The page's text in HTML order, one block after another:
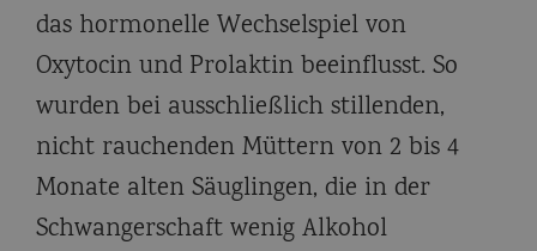
das hormonelle Wechselspiel von
Oxytocin und Prolaktin beeinflusst. So
wurden bei ausschließlich stillenden,
nicht rauchenden Müttern von 2 bis 4
Monate alten Säuglingen, die in der
Schwangerschaft wenig Alkohol